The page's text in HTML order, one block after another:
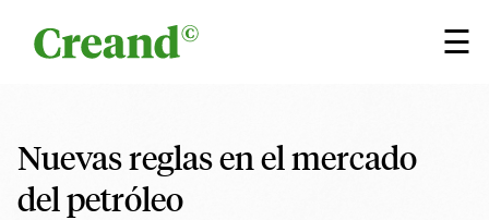
☰
×
Nuevas reglas en el mercado
del petróleo